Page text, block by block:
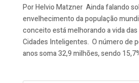
Por Helvio Matzner Ainda falando
envelhecimento da população
conceito está melhorando a vida das
Cidades Inteligentes. O número de
anos soma 32,9 milhões, sendo